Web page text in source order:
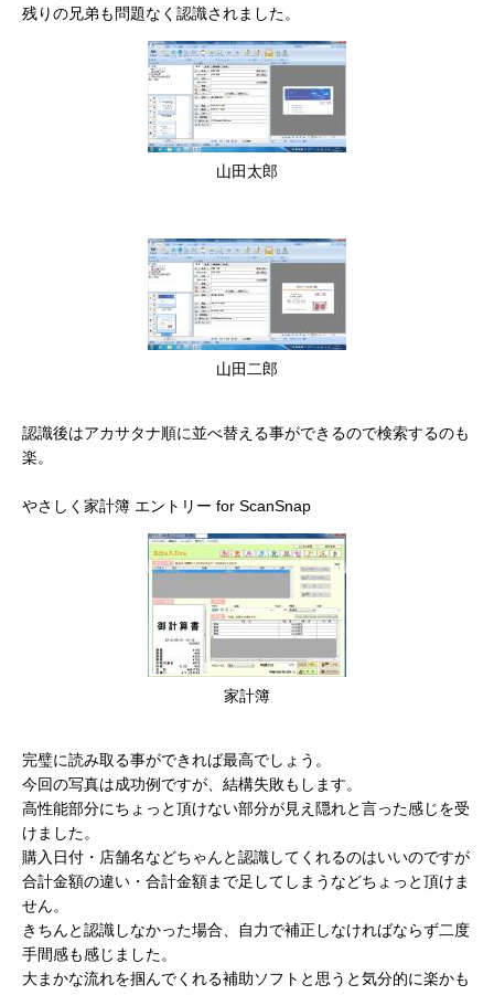
残りの兄弟も問題なく認識されました。
山田太郎
山田二郎
認識後はアカサタナ順に並べ替える事ができるので検索するのも
楽。
やさしく家計簿 エントリー for ScanSnap
家計簿
完璧に読み取る事ができれば最高でしょう。
今回の写真は成功例ですが、結構失敗もします。
高性能部分にちょっと頂けない部分が見え隠れと言った感じを受
けました。
購入日付・店舗名などちゃんと認識してくれるのはいいのですが
合計金額の違い・合計金額まで足してしまうなどちょっと頂けま
せん。
きちんと認識しなかった場合、自力で補正しなければならず二度
手間感も感じました。
大まかな流れを掴んでくれる補助ソフトと思うと気分的に楽かも